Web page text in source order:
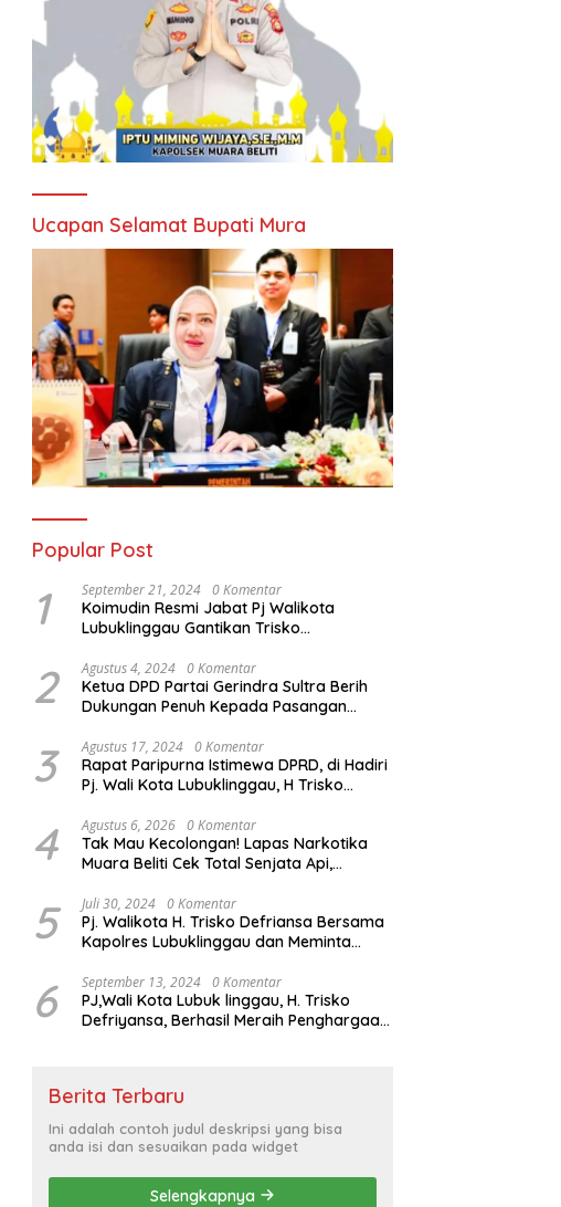
Ucapan Selamat Bupati Mura
Popular Post
1 September 21, 2024 0 Komentar
Koimudin Resmi Jabat Pj Walikota
Lubuklinggau Gantikan Trisko
2 Agustus 4, 2024 0 Komentar
Ketua DPD Partai Gerindra Sultra Berih
Dukungan Penuh Kepada Pasangan
Konawe (HADIR) di Pilkada Konawe 2024
3 Agustus 17, 2024 0 Komentar
Rapat Paripurna Istimewa DPRD, di Hadiri
Pj. Wali Kota Lubuklinggau, H Trisko
Mendengarkan Pidato Kenegaraan
Presiden RI Dalam Rangka HUT ke-79
4 Agustus 6, 2026 0 Komentar
Tak Mau Kecolongan! Lapas Narkotika
Muara Beliti Cek Total Senjata Api,
Jam
5 Juli 30, 2024 0 Komentar
Pj. Walikota H. Trisko Defriansa Bersama
Kapolres Lubuklinggau dan Meminta
Hajatan Politik
6 September 13, 2024 0 Komentar
PJ,Wali Kota Lubuk linggau, H. Trisko
Defriyansa, Berhasil Meraih Penghargaan
Berita Terbaru
Ini adalah contoh judul deskripsi yang bisa
anda isi dan sesuaikan pada widget
Selengkapnya